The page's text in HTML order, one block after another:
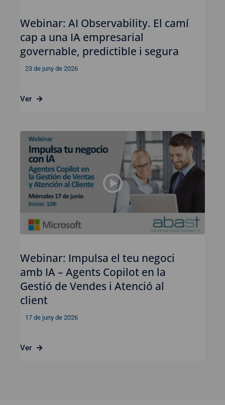
Webinar: AI Observability. El camí
cap a una IA empresarial
governable, predictible i segura
23 de juny de 2026
Ver
Webinar: Impulsa el teu negoci
amb IA – Agents Copilot en la
Gestió de Vendes i Atenció al
client
17 de juny de 2026
Ver